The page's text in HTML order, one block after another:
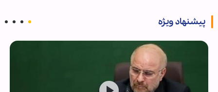
پیشنهاد ویژه